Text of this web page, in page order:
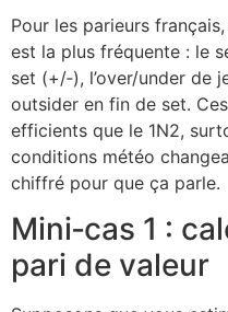
Pour les parieurs
est la plus fréquente : le
set (+/‑), l’over/under de
outsider en fin de set.
efficients que le 1N2,
conditions météo
chiffré pour que ça parle.
Mini‑cas 1 :
pari de valeur